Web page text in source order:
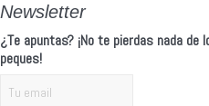
Newsletter
¿Te apuntas? ¡No te pierdas nada
peques!